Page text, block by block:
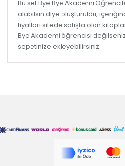
Bu set Bye Bye Akademi
alabilsin diye oluşturuldu,
fiyatları sitede satışta olan
Bye Akademi öğrencisi
sepetinize ekleyebilirsiniz.